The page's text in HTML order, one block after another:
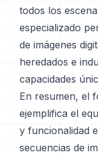
todos los
especializado
de imágenes
heredados e
capacidades
En resumen, el
ejemplifica el
y funcionalidad
secuencias de